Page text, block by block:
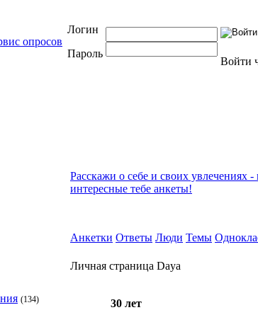
Логин
Пароль
Войти
(134)
Расскажи о себе и своих увлечениях
интересные тебе анкеты!
Анкетки Ответы Люди Темы
Личная страница Daya
30 лет